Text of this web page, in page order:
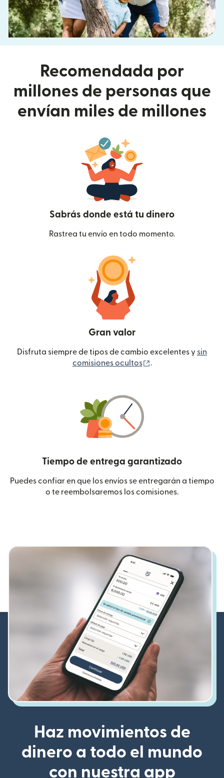
Recomendada por
millones de personas que
envían miles de millones
Sabrás donde está tu dinero
Rastrea tu envío en todo momento.
Gran valor
Disfruta siempre de tipos de cambio excelentes y sin
comisiones ocultos
.
Tiempo de entrega garantizado
Puedes confiar en que los envíos se entregarán a tiempo
o te reembolsaremos los comisiones.
Haz movimientos de
dinero a todo el mundo
con nuestra app